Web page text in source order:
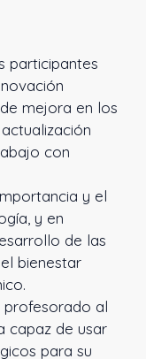
participantes
mejora en los
con
y el
y en
de las
bienestar
profesorado al
capaz de usar
para su